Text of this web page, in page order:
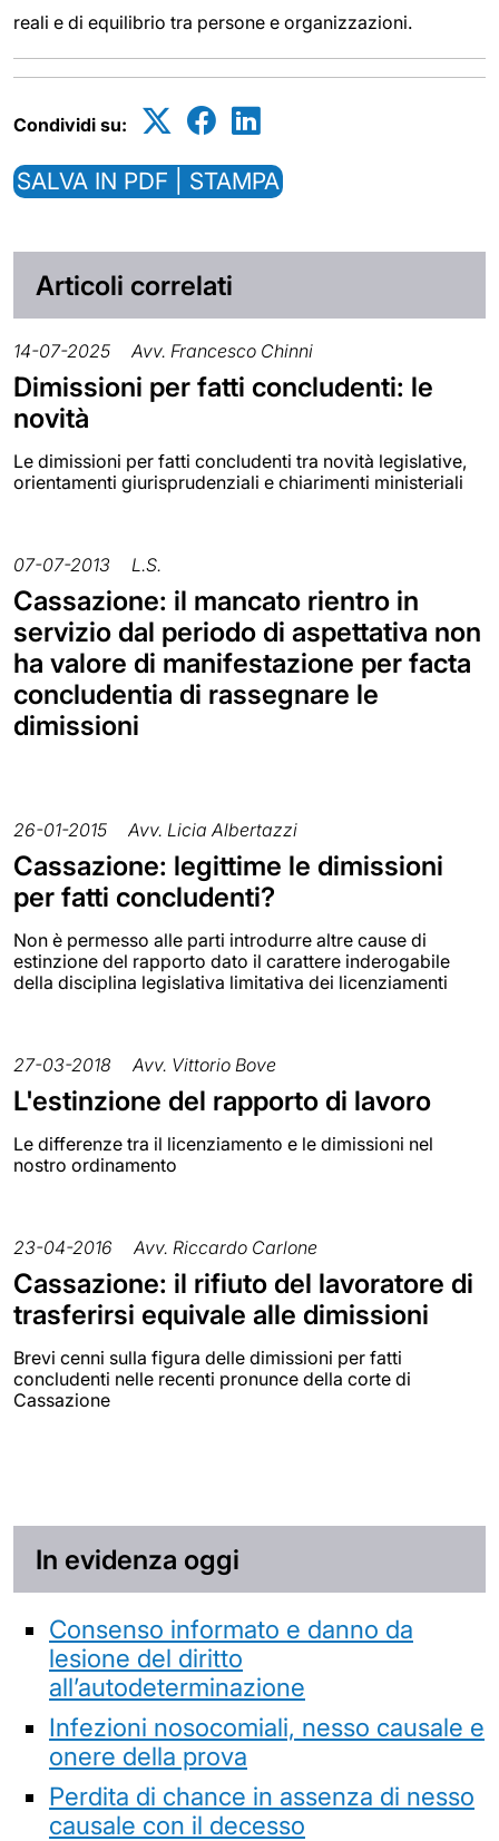
reali e di equilibrio tra persone e organizzazioni.
Condividi su:
SALVA IN PDF | STAMPA
Articoli correlati
14-07-2025 Avv. Francesco Chinni
Dimissioni per fatti concludenti: le
novità
Le dimissioni per fatti concludenti tra novità legislative,
orientamenti giurisprudenziali e chiarimenti ministeriali
07-07-2013 L.S.
Cassazione: il mancato rientro in
servizio dal periodo di aspettativa non
ha valore di manifestazione per facta
concludentia di rassegnare le
dimissioni
26-01-2015 Avv. Licia Albertazzi
Cassazione: legittime le dimissioni
per fatti concludenti?
Non è permesso alle parti introdurre altre cause di
estinzione del rapporto dato il carattere inderogabile
della disciplina legislativa limitativa dei licenziamenti
27-03-2018 Avv. Vittorio Bove
L'estinzione del rapporto di lavoro
Le differenze tra il licenziamento e le dimissioni nel
nostro ordinamento
23-04-2016 Avv. Riccardo Carlone
Cassazione: il rifiuto del lavoratore di
trasferirsi equivale alle dimissioni
Brevi cenni sulla figura delle dimissioni per fatti
concludenti nelle recenti pronunce della corte di
Cassazione
In evidenza oggi
Consenso informato e danno da
lesione del diritto
all’autodeterminazione
Infezioni nosocomiali, nesso causale e
onere della prova
Perdita di chance in assenza di nesso
causale con il decesso